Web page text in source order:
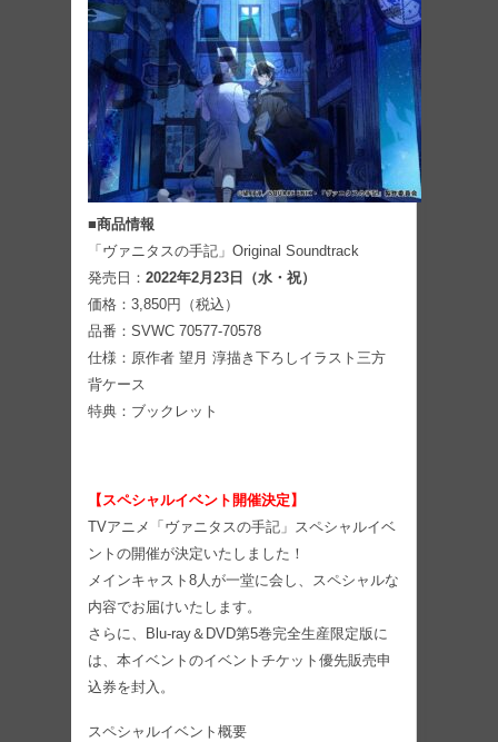
■商品情報
「ヴァニタスの手記」Original Soundtrack
発売日： 2022年2月23日（水・祝）
価格：3,850円（税込）
品番：SVWC 70577-70578
仕様：原作者 望月 淳描き下ろしイラスト三方
背ケース
特典：ブックレット
【スペシャルイベント開催決定】
TVアニメ「ヴァニタスの手記」スペシャルイベ
ントの開催が決定いたしました！
メインキャスト8人が一堂に会し、スペシャルな
内容でお届けいたします。
さらに、Blu-ray＆DVD第5巻完全生産限定版に
は、本イベントのイベントチケット優先販売申
込券を封入。
スペシャルイベント概要